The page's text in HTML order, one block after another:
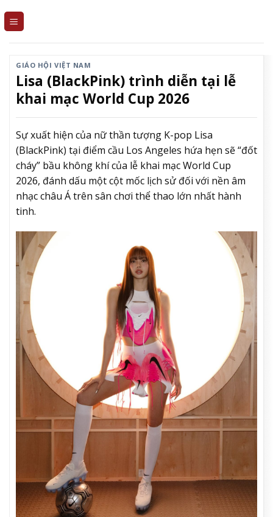
GIÁO HỘI VIỆT NAM
Lisa (BlackPink) trình diễn tại lễ
khai mạc World Cup 2026
Sự xuất hiện của nữ thần tượng K-pop Lisa
(BlackPink) tại điểm cầu Los Angeles hứa hẹn sẽ “đốt
cháy” bầu không khí của lễ khai mạc World Cup
2026, đánh dấu một cột mốc lịch sử đối với nền âm
nhạc châu Á trên sân chơi thể thao lớn nhất hành
tinh.